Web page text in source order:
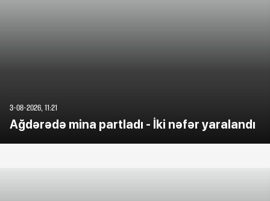
3-08-2026, 11:21
Ağdərədə mina partladı - İki nəfər yaralandı